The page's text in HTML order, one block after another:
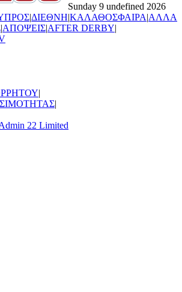
Sunday 9 undefined 2026
|ΔΙΕΘΝΗ|ΚΑΛΑΘΟΣΦΑΙΡΑ|ΑΛΛΑ
|ΑΠΟΨΕΙΣ|AFTER DERBY|
|
|
22 Limited